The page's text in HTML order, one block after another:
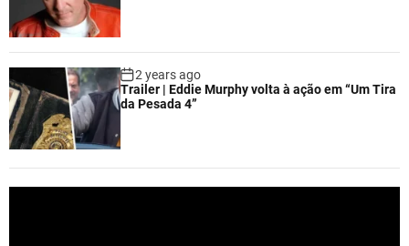
2 years ago
Trailer | Eddie Murphy volta à ação em “Um Tira
da Pesada 4”